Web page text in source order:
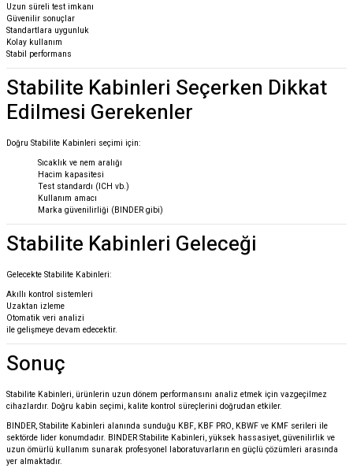
Uzun süreli test imkanı
Güvenilir sonuçlar
Standartlara uygunluk
Kolay kullanım
Stabil performans
Stabilite Kabinleri Seçerken Dikkat
Edilmesi Gerekenler
Doğru Stabilite Kabinleri seçimi için:
Sıcaklık ve nem aralığı
Hacim kapasitesi
Test standardı (ICH vb.)
Kullanım amacı
Marka güvenilirliği (BINDER gibi)
Stabilite Kabinleri Geleceği
Gelecekte Stabilite Kabinleri:
Akıllı kontrol sistemleri
Uzaktan izleme
Otomatik veri analizi
ile gelişmeye devam edecektir.
Sonuç
Stabilite Kabinleri, ürünlerin uzun dönem performansını analiz etmek için vazgeçilmez
cihazlardır. Doğru kabin seçimi, kalite kontrol süreçlerini doğrudan etkiler.
BINDER, Stabilite Kabinleri alanında sunduğu KBF, KBF PRO, KBWF ve KMF serileri ile
sektörde lider konumdadır. BINDER Stabilite Kabinleri, yüksek hassasiyet, güvenilirlik ve
uzun ömürlü kullanım sunarak profesyonel laboratuvarların en güçlü çözümleri arasında
yer almaktadır.